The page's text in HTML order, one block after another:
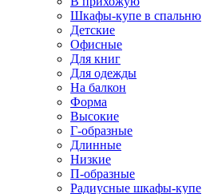
Шкафы-купе в спальню
Детские
Офисные
Для книг
Для одежды
На балкон
Форма
Высокие
Г-образные
Длинные
Низкие
П-образные
Радиусные шкафы-купе